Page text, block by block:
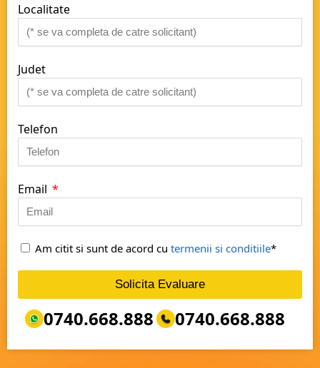
Localitate
Judet
Telefon
Email
Am citit si sunt de acord cu termenii si conditiile*
Solicita Evaluare
0740.668.888 0740.668.888